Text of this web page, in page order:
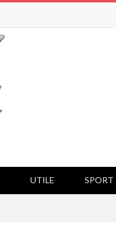
UTILE SPORT